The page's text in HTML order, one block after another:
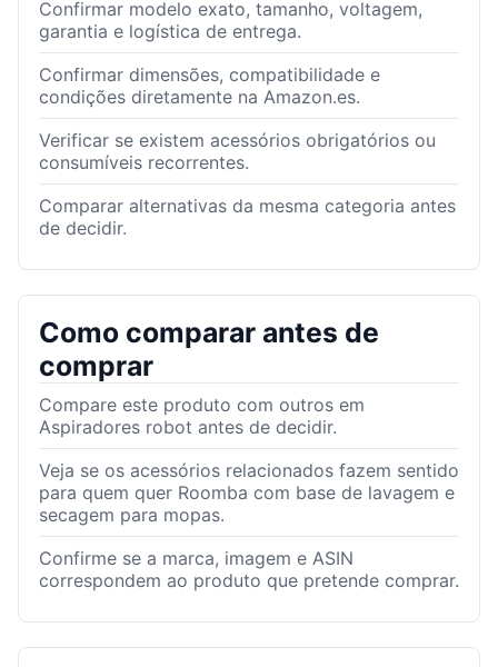
Confirmar modelo exato, tamanho, voltagem,
garantia e logística de entrega.
Confirmar dimensões, compatibilidade e
condições diretamente na Amazon.es.
Verificar se existem acessórios obrigatórios ou
consumíveis recorrentes.
Comparar alternativas da mesma categoria antes
de decidir.
Como comparar antes de
comprar
Compare este produto com outros em
Aspiradores robot antes de decidir.
Veja se os acessórios relacionados fazem sentido
para quem quer Roomba com base de lavagem e
secagem para mopas.
Confirme se a marca, imagem e ASIN
correspondem ao produto que pretende comprar.